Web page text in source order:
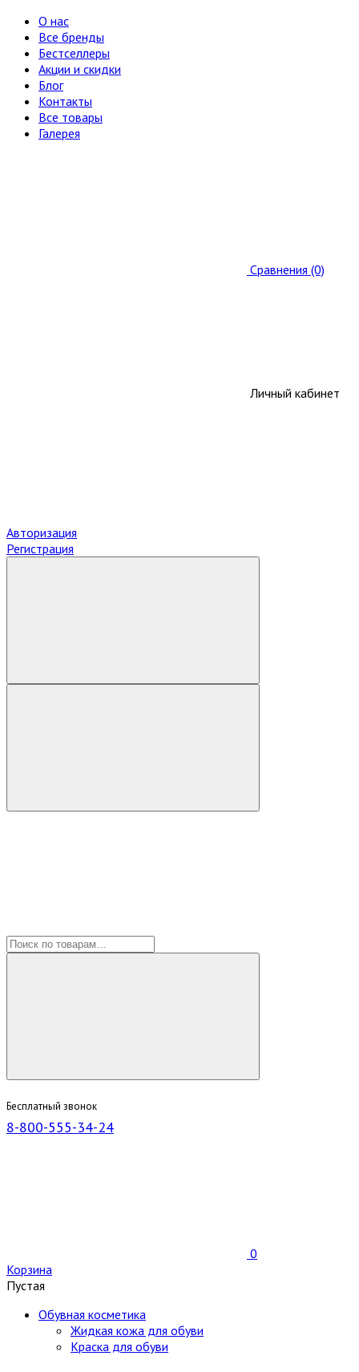
О нас
Все бренды
Бестселлеры
Акции и скидки
Блог
Контакты
Все товары
Галерея
Сравнения (0)
Личный кабинет
Авторизация
Регистрация
Бесплатный звонок
8-800-555-34-24
0
Корзина
Пустая
Обувная косметика
Жидкая кожа для обуви
Краска для обуви